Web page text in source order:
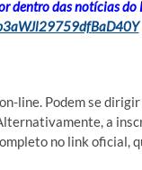
dentro das notícias
line. Podem se
a
no link oficial,